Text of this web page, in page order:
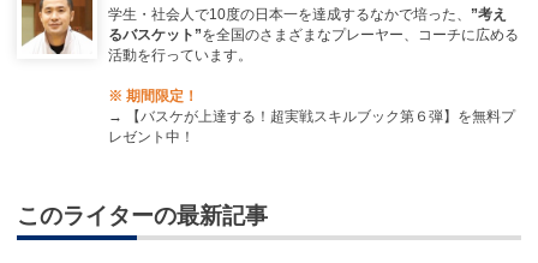
学生・社会人で10度の日本一を達成するなかで培った、 ”考え
るバスケット”を全国のさまざまなプレーヤー、コーチに広める
活動を行っています。
※ 期間限定！
→
【バスケが上達する！超実戦スキルブック第６弾】を無料プ
レゼント中！
このライターの最新記事